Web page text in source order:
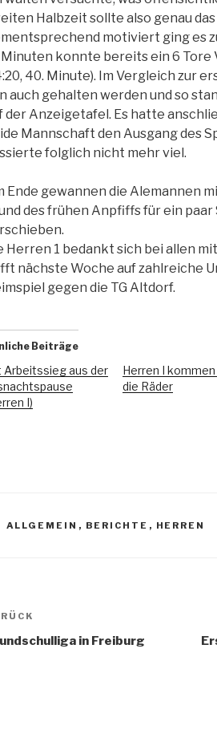
Halbzeit sollte also genau
motiviert ging es
Minuten konnte bereits ein 6
40. Minute). Im Vergleich zur
auch gehalten werden und so
der Anzeigetafel. Es hatte
Mannschaft den Ausgang des
folglich nicht mehr viel.
Ende gewannen die Alemannen
des frühen Anpfiffs für ein
Herren 1 bedankt sich bei allen
nächste Woche auf zahlreiche
gegen die TG Altdorf.
Beiträge
Arbeitssieg aus der
I)
Herren I
die Räder
ALLGEMEIN , BERICHTE , HERREN
in Freiburg